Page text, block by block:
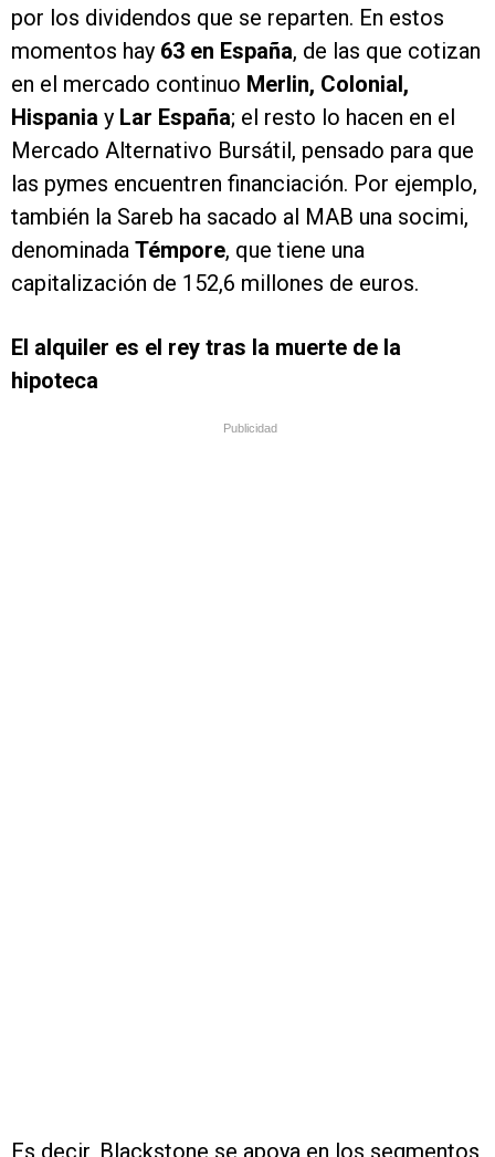
por los dividendos que se reparten. En estos
momentos hay 63 en España, de las que cotizan
en el mercado continuo Merlin, Colonial,
Hispania y Lar España; el resto lo hacen en el
Mercado Alternativo Bursátil, pensado para que
las pymes encuentren financiación. Por ejemplo,
también la Sareb ha sacado al MAB una socimi,
denominada Témpore, que tiene una
capitalización de 152,6 millones de euros.
El alquiler es el rey tras la muerte de la
hipoteca
Publicidad
Es decir, Blackstone se apoya en los segmentos